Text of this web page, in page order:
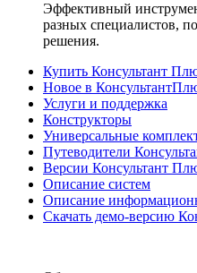
Эффективный
разных специалистов,
решения.
Купить Консультант
Новое в
Услуги и поддержка
Конструкторы
Универсальные
Путеводители
Версии Консультант
Описание систем
Описание
Скачать демо-версию